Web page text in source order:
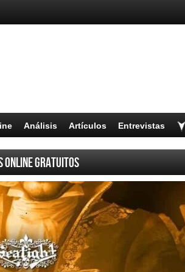
Análisis Artículos Entrevistas
online gratuitos